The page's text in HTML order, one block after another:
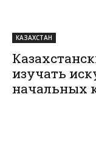
КАЗАХСТАН
изучать
начальных